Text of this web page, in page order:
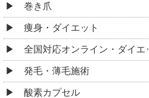
巻き爪
痩身・ダイエット
全国対応オンライン・ダイエ
発毛・薄毛施術
酸素カプセル